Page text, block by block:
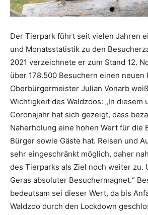
Der Tierpark führt seit vielen Jahren
und Monatsstatistik zu den
2021 verzeichnete er zum Stand 12.
über 178.500 Besuchern einen neuen
Oberbürgermeister Julian Vonarb
Wichtigkeit des Waldzoos: „In diesem
Coronajahr hat sich gezeigt, dass
Naherholung eine hohen Wert für die
Bürger sowie Gäste hat. Reisen und
sehr eingeschränkt möglich, daher
des Tierparks als Ziel noch weiter zu.
Geras absoluter Besuchermagnet.“
bedeutsam sei dieser Wert, da bis
Waldzoo durch den Lockdown